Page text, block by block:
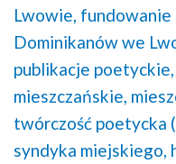
Lwowie, fundowanie
Dominikanów we
publikacje poetyckie,
mieszczańskie,
twórczość poetycka
syndyka miejskiego,